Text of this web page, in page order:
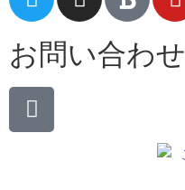
お問い合わせ